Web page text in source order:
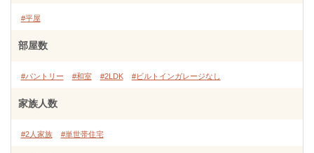
#平屋
部屋数
#パントリー #和室 #2LDK #ビルトインガレージなし
家族人数
#2人家族 #単世帯住宅